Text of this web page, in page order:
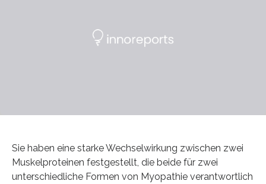
Sie haben eine starke Wechselwirkung zwischen zwei
Muskelproteinen festgestellt, die beide für zwei
unterschiedliche Formen von Myopathie verantwortlich